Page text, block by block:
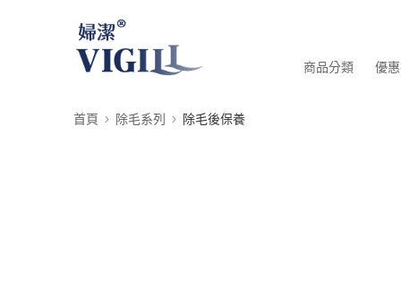
商品分類 優
首頁 除毛系列 除毛後保養